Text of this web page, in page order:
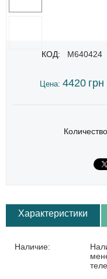
КОД: M640424
Цена: 4420 грн
Характеристики
Наличие: